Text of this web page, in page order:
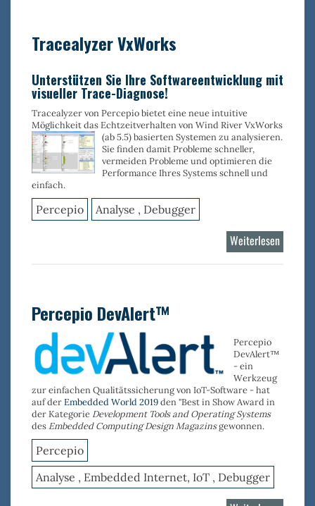
Tracealyzer VxWorks
Unterstützen Sie Ihre Softwareentwicklung mit
visueller Trace-Diagnose!
Tracealyzer von Percepio bietet eine neue intuitive
Möglichkeit das Echtzeitverhalten von Wind River VxWorks
(ab 5.5) basierten Systemen zu analysieren.
Sie finden damit Probleme schneller,
vermeiden Probleme und optimieren die
Performance Ihres Systems schnell und
einfach.
Percepio Analyse , Debugger
Weiterlesen
Percepio DevAlert™
Percepio
DevAlert™
- ein
Werkzeug
zur einfachen Qualitätssicherung von IoT-Software - hat
auf derEmbedded World 2019den "Best in Show Award in
der Kategorie Development Tools and Operating Systems
des Embedded Computing Design Magazinsgewonnen.
Percepio
Analyse , Embedded Internet, IoT , Debugger